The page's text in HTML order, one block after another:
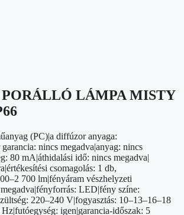
LÁMPA MISTY
(PC)|a diffúzor anyaga:
nincs megadva|anyag: nincs
80 mA|áthidalási idő: nincs megadva|
csomagolás: 1 db,
700 lm|fényáram vészhelyzeti
LED|fény színe:
220–240 V|fogyasztás: 10–13–16–18
igen|garancia-időszak: 5